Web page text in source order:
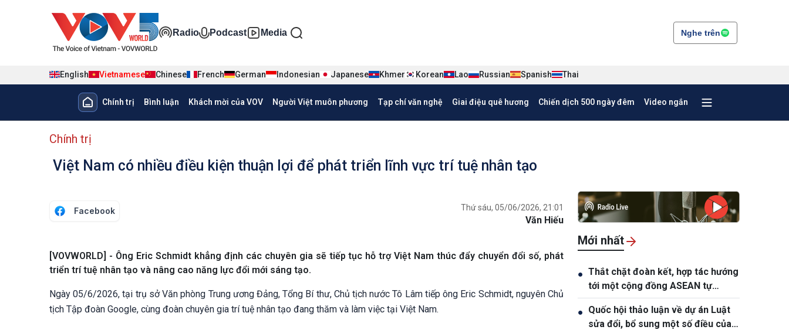
Đa phương tiện tiếng Việt
Radio Podcast Media Nghe trên
English Vietnamese Chinese French German Indonesian Japanese Khmer Korean Lao Russian Spanish Thai
Main navigation
Chính trị Bình luận Khách mời của VOV Người Việt muôn phương Tạp chí văn nghệ Giai điệu quê hương Chiến dịch 500 ngày đêm Video ngắn
menu phụ tiếng Việt
Chính trị
Việt Nam có nhiều điều kiện thuận lợi để phát triển lĩnh vực trí tuệ nhân tạo
Facebook Thứ sáu, 05/06/2026, 21:01
Văn Hiếu
[VOVWORLD] - Ông Eric Schmidt khẳng định các chuyên gia sẽ tiếp tục hỗ trợ Việt Nam thúc đẩy chuyển đổi số, phát
triển trí tuệ nhân tạo và nâng cao năng lực đổi mới sáng tạo.
Ngày 05/6/2026, tại trụ sở Văn phòng Trung ương Đảng, Tổng Bí thư, Chủ tịch nước Tô Lâm tiếp ông Eric Schmidt, nguyên Chủ
tịch Tập đoàn Google, cùng đoàn chuyên gia trí tuệ nhân tạo đang thăm và làm việc tại Việt Nam.
Mới nhất
● Thắt chặt đoàn kết, hợp tác hướng
tới một cộng đồng ASEAN tự
cường và bền vững
● Quốc hội thảo luận về dự án Luật
sửa đổi, bổ sung một số điều của